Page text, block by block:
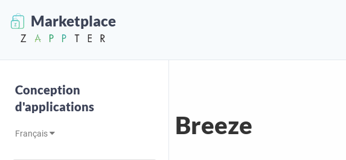
Marketplace
Conception
d'applications
Français Breeze